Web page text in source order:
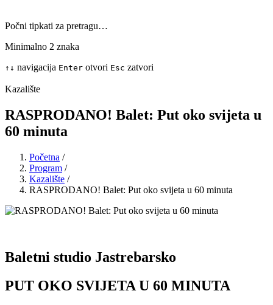
Počni tipkati za pretragu…
Minimalno 2 znaka
↑ ↓ navigacija Enter otvori Esc zatvori
Kazalište
RASPRODANO! Balet: Put oko svijeta u
60 minuta
Početna /
Program /
Kazalište /
RASPRODANO! Balet: Put oko svijeta u 60 minuta
Baletni studio Jastrebarsko
PUT OKO SVIJETA U 60 MINUTA